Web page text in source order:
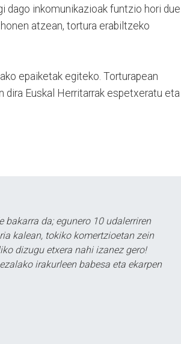
dago inkomunikazioak funtzio hori
atzean, tortura erabiltzeko
epaiketak egiteko. Torturapean
dira Euskal Herritarrak espetxeratu eta
bakarra da; egunero 10 udalerriren
kalean, tokiko komertzioetan zein
dizugu etxera nahi izanez gero!
irakurleen babesa eta ekarpen